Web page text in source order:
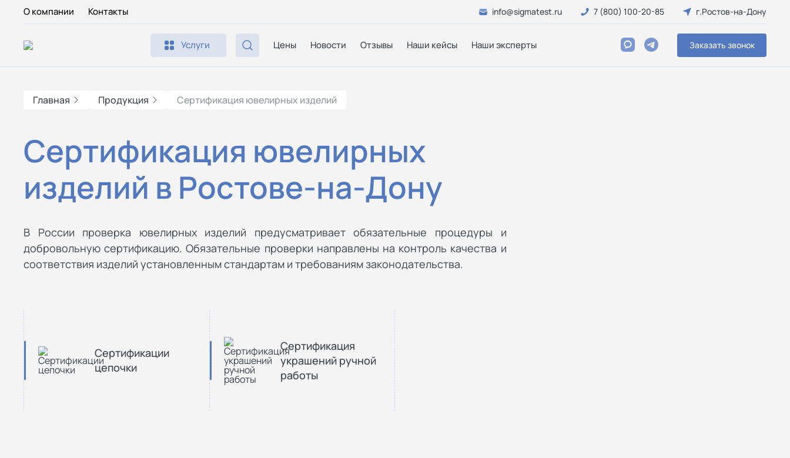
О компании Контакты info@sigmatest.ru 7 (800) 100-20-85 г.Ростов-на-Дону
Услуги Цены Новости Отзывы Наши кейсы Наши эксперты Заказать звонок
Главная Продукция Сертификация ювелирных изделий
Сертификация ювелирных
изделий в Ростове-на-Дону
В России проверка ювелирных изделий предусматривает обязательные процедуры и
добровольную сертификацию. Обязательные проверки направлены на контроль качества и
соответствия изделий установленным стандартам и требованиям законодательства.
Сертификации
цепочки
Сертификация
украшений ручной
работы